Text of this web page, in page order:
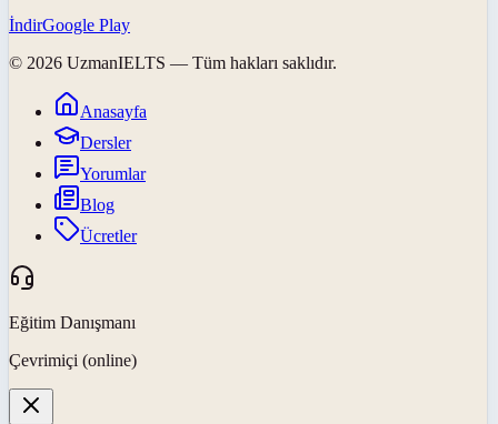
İndirGoogle Play
© 2026 UzmanIELTS — Tüm hakları saklıdır.
Anasayfa
Dersler
Yorumlar
Blog
Ücretler
Eğitim Danışmanı
Çevrimiçi (online)